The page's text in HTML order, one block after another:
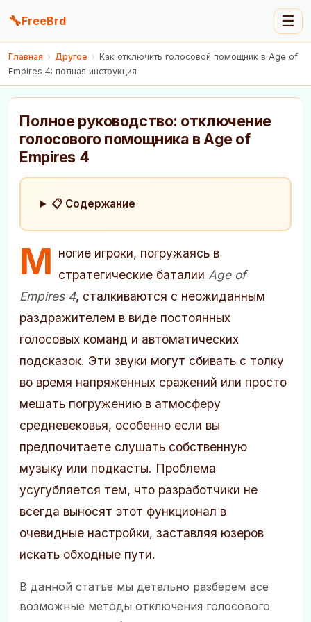
🔧FreeBrd ☰
Главная › Другое › Как отключить голосовой помощник в Age of
Empires 4: полная инструкция
Полное руководство: отключение
голосового помощника в Age of
Empires 4
📋 Содержание
М ногие игроки, погружаясь в
стратегические баталии Age of
Empires 4, сталкиваются с неожиданным
раздражителем в виде постоянных
голосовых команд и автоматических
подсказок. Эти звуки могут сбивать с толку
во время напряженных сражений или просто
мешать погружению в атмосферу
средневековья, особенно если вы
предпочитаете слушать собственную
музыку или подкасты. Проблема
усугубляется тем, что разработчики не
всегда выносят этот функционал в
очевидные настройки, заставляя юзеров
искать обходные пути.
В данной статье мы детально разберем все
возможные методы отключения голосового